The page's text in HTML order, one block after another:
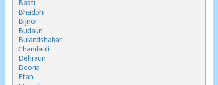
Basti
Bhadohi
Bijnor
Budaun
Bulandshahar
Chandauli
Dehraun
Deoria
Etah